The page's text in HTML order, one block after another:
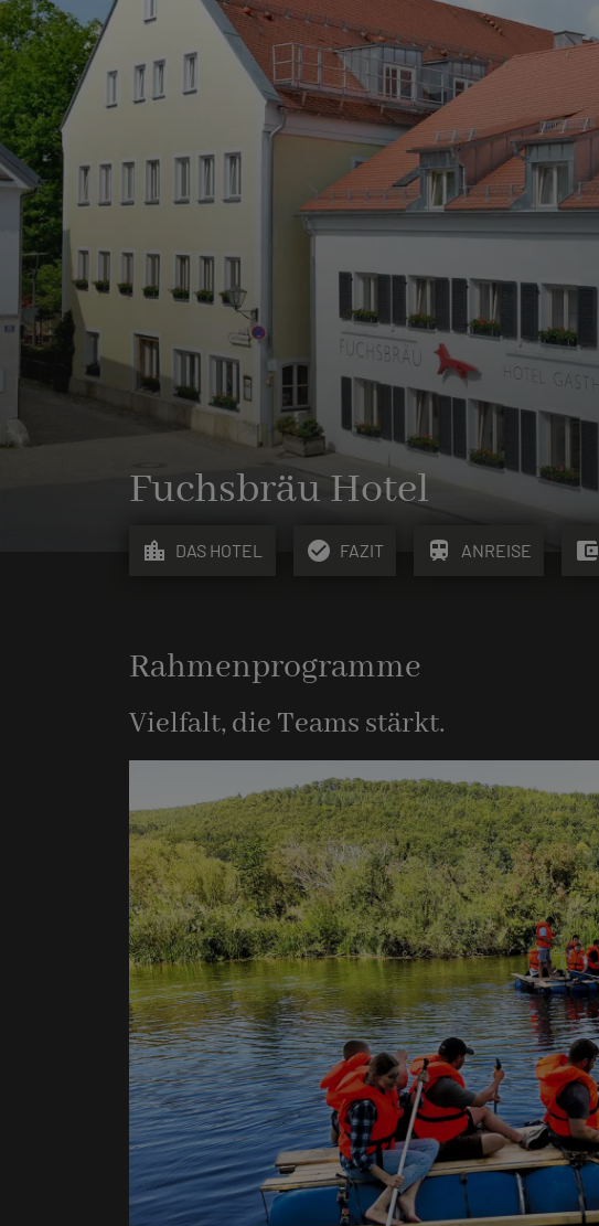
Fuchsbräu Hotel
location_city DAS HOTEL check_circle FAZIT train ANREISE account_balance_wallet
Rahmenprogramme
Vielfalt, die Teams stärkt.